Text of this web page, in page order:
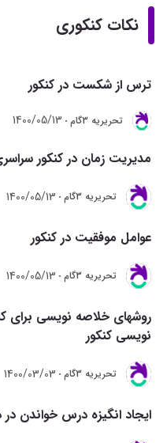
نکات کنکوری
ترس از شکست در کنکور
تحريريه 3گام 1400/05/13
مدیریت زمان در کنکور
تحريريه 3گام 1400/05/13
عوامل موفقیت در کنکور
تحريريه 3گام 1400/05/13
روشهای خلاصه نویسی برای
نویسی کنکور
تحريريه 3گام 1400/03/03
ایجاد انگیزه درس خواندن